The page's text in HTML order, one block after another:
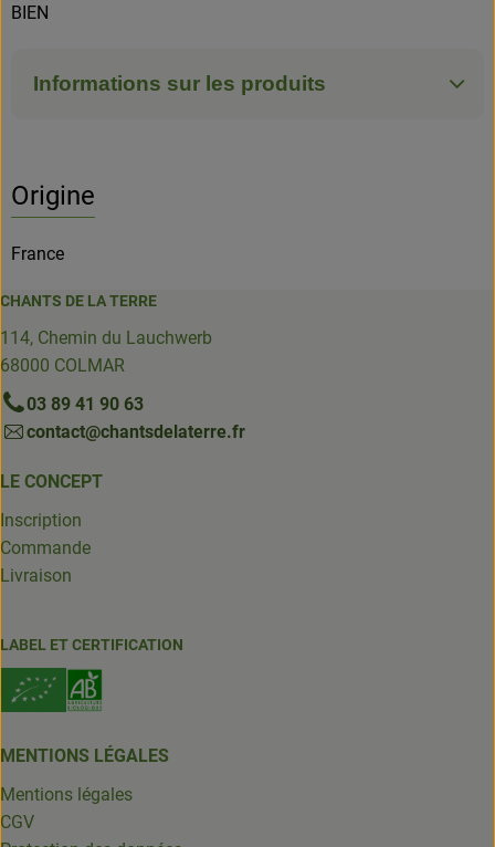
BIEN
Informations sur les produits
Origine
France
CHANTS DE LA TERRE
114, Chemin du Lauchwerb
68000 COLMAR
03 89 41 90 63
contact@chantsdelaterre.fr
LE CONCEPT
Inscription
Commande
Livraison
LABEL ET CERTIFICATION
MENTIONS LÉGALES
Mentions légales
CGV